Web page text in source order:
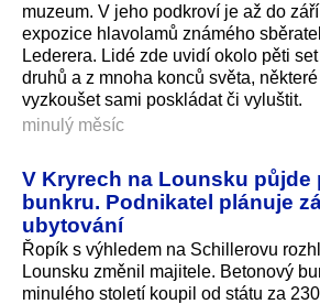
muzeum. V jeho podkroví je až do
expozice hlavolamů známého
Lederera. Lidé zde uvidí okolo pěti
druhů a z mnoha konců světa,
vyzkoušet sami poskládat či vyluštit.
minulý měsíc
V Kryrech na Lounsku půjde
bunkru. Podnikatel plánuje
ubytování
Řopík s výhledem na Schillerovu
Lounsku změnil majitele. Betonový
minulého století koupil od státu za